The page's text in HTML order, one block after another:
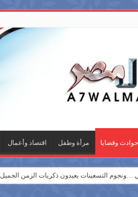
حوادث وقضايا مرأة وطفل اقتصاد وأعمال
التسعينات يعيدون ذكريات الزمن الجميل